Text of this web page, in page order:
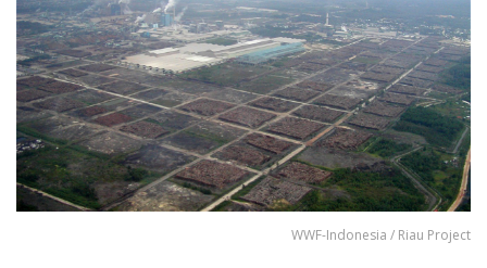
WWF-Indonesia / Riau Project